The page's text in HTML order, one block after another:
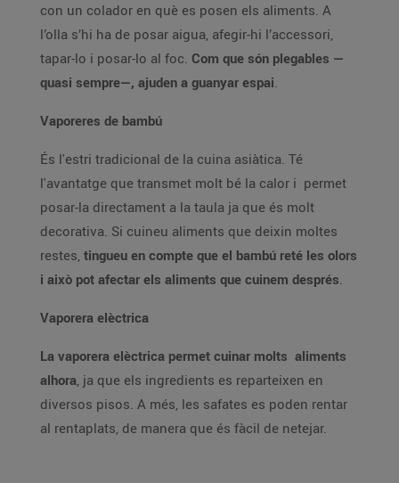
con un colador en què es posen els aliments. A
l’olla s’hi ha de posar aigua, afegir-hi l’accessori,
tapar-lo i posar-lo al foc. Com que són plegables —
quasi sempre—, ajuden a guanyar espai.
Vaporeres de bambú
És l'estri tradicional de la cuina asiàtica. Té
l'avantatge que transmet molt bé la calor i permet
posar-la directament a la taula ja que és molt
decorativa. Si cuineu aliments que deixin moltes
restes, tingueu en compte que el bambú reté les olors
i això pot afectar els aliments que cuinem després.
Vaporera elèctrica
La vaporera elèctrica permet cuinar molts aliments
alhora, ja que els ingredients es reparteixen en
diversos pisos. A més, les safates es poden rentar
al rentaplats, de manera que és fàcil de netejar.